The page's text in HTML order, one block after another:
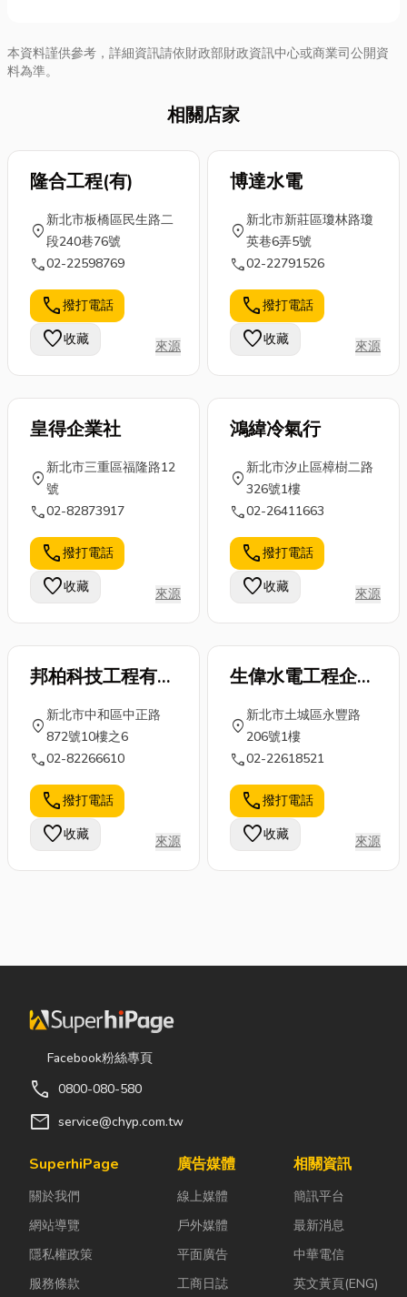
本資料謹供參考，詳細資訊請依財政部財政資訊中心或商業司公開資
料為準。
相關店家
隆合工程(有)
location_on
新北市板橋區民生路二
段240巷76號
call02-22598769
call撥打電話
favorite收藏 來源
博達水電
location_on
新北市新莊區瓊林路瓊
英巷6弄5號
call02-22791526
call撥打電話
favorite收藏 來源
皇得企業社
location_on
新北市三重區福隆路12
號
call02-82873917
call撥打電話
favorite收藏 來源
鴻緯冷氣行
location_on
新北市汐止區樟樹二路
326號1樓
call02-26411663
call撥打電話
favorite收藏 來源
邦柏科技工程有限
公司
location_on
新北市中和區中正路
872號10樓之6
call02-82266610
call撥打電話
favorite收藏 來源
生偉水電工程企業
(有)
location_on
新北市土城區永豐路
206號1樓
call02-22618521
call撥打電話
favorite收藏 來源
Facebook粉絲專頁
call 0800-080-580
mail service@chyp.com.tw
SuperhiPage
關於我們
網站導覽
隱私權政策
服務條款
廣告媒體
線上媒體
戶外媒體
平面廣告
工商日誌
相關資訊
簡訊平台
最新消息
中華電信
英文黃頁(ENG)